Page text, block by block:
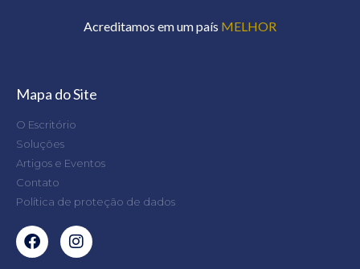
Acreditamos em um país MELHOR
Mapa do Site
O Escritório
Soluções
Artigos e Eventos
Contato
Política de proteção de dados